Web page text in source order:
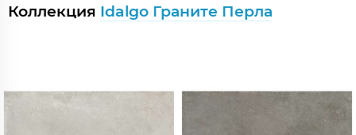
Коллекция Idalgo Граните Перла